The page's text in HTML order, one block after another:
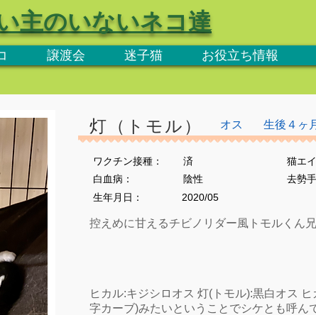
譲渡会 迷子猫 お役立ち情報
主のいないネコ達
オス
灯（トモル） 生後４ヶ
ワクチン接種： 猫エ
済
​白血病：
陰性 去勢
生年月日：
2020/05
控えめに甘えるチビノリダー風トモルくん
ヒカル:キジシロオス 灯(トモル):黒白オス
字カーブ)みたいということでシケとも呼ん